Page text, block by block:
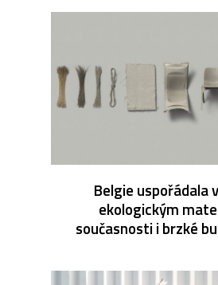
Belgie uspořádala
ekologickým
současnosti i brzké